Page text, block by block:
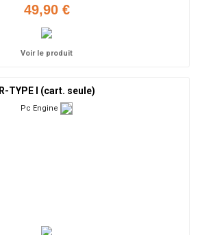
49,90 €
Voir le produit
R-TYPE I (cart. seule)
Pc Engine